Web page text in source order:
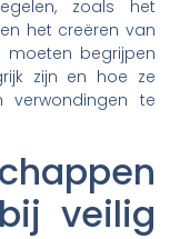
zoals het
het creëren van
moeten begrijpen
zijn en hoe ze
verwondingen te
veilig